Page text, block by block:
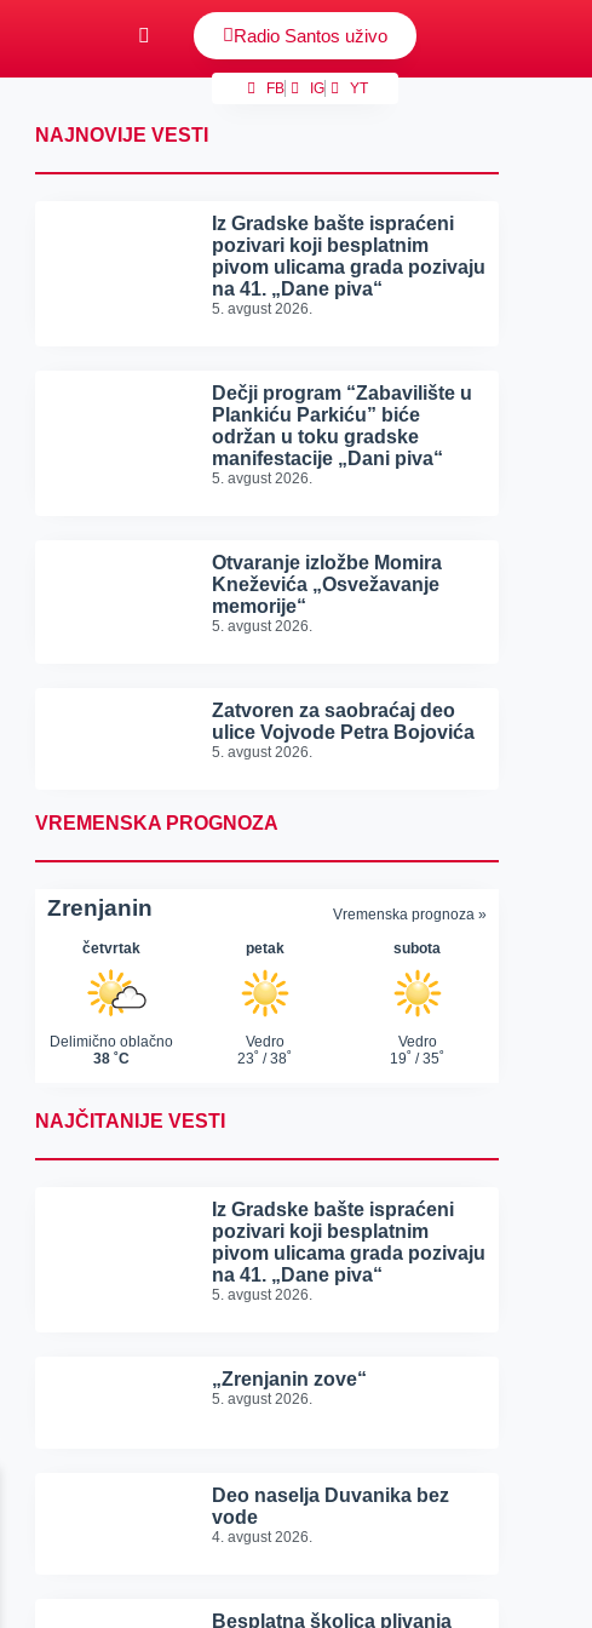
Radio Santos uživo
FB IG YT
NAJNOVIJE VESTI
Iz Gradske bašte ispraćeni
pozivari koji besplatnim
pivom ulicama grada pozivaju
na 41. „Dane piva“
5. avgust 2026.
Dečji program “Zabavilište u
Plankiću Parkiću” biće
održan u toku gradske
manifestacije „Dani piva“
5. avgust 2026.
Otvaranje izložbe Momira
Kneževića „Osvežavanje
memorije“
5. avgust 2026.
Zatvoren za saobraćaj deo
ulice Vojvode Petra Bojovića
5. avgust 2026.
VREMENSKA PROGNOZA
NAJČITANIJE VESTI
Iz Gradske bašte ispraćeni
pozivari koji besplatnim
pivom ulicama grada pozivaju
na 41. „Dane piva“
5. avgust 2026.
„Zrenjanin zove“
5. avgust 2026.
Deo naselja Duvanika bez
vode
4. avgust 2026.
Besplatna školica plivanja